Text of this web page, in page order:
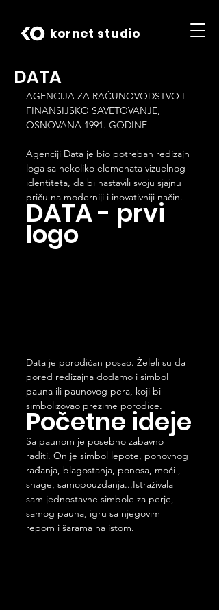
kornet studio
DATA
AGENCIJA ZA RAČUNOVODSTVO I
FINANSIJSKO SAVETOVANJE,
OSNOVANA 1991. GODINE
Agenciji Data je bio potreban redizajn
loga sa nekoliko elemenata vizuelnog
identiteta, da bi nastavili svoju sjajnu
priču na moderniji i inovativniji način.
DATA - prvi
logo
Data je porodičan posao. Želeli su da
pored redizajna dodamo i simbol
pauna ili paunovog pera, koji bi
simbolizovao prezime porodice.
Početne ideje
Sa paunom je posebno zabavno
raditi. On je simbol lepote, ponovnog
rađanja, blagostanja, ponosa, moći ,
snage, samopouzdanja...Istraživala
sam jednostavne simbole za perje,
samog pauna, igru sa njegovim
repom i šarama na istom.